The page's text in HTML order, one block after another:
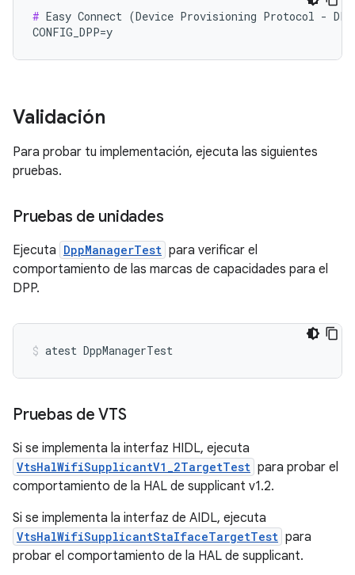
# Easy Connect (Device Provisioning Protocol -
Validación
Para probar tu implementación, ejecuta las siguientes
pruebas.
Pruebas de unidades
Ejecuta DppManagerTest para verificar el
comportamiento de las marcas de capacidades para el
DPP.
atest DppManagerTest
Pruebas de VTS
Si se implementa la interfaz HIDL, ejecuta
VtsHalWifiSupplicantV1_2TargetTest para probar el
comportamiento de la HAL de supplicant v1.2.
Si se implementa la interfaz de AIDL, ejecuta
VtsHalWifiSupplicantStaIfaceTargetTest para
probar el comportamiento de la HAL de supplicant.